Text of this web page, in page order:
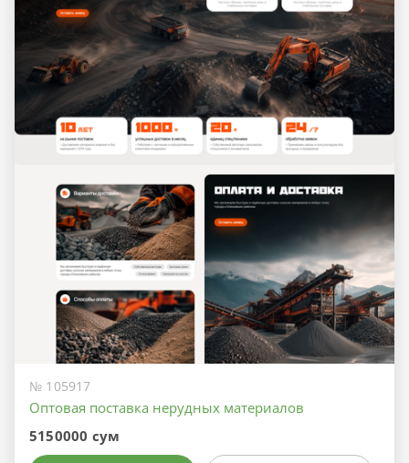
№ 105917
Оптовая поставка нерудных материалов
5150000 сум